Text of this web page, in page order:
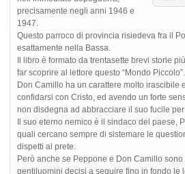
precisamente negli anni 1946 e
1947.
Questo parroco di provincia risiedeva fra il Po
esattamente nella Bassa.
Il libro è formato da trentasette brevi storie
far scoprire al lettore questo “Mondo Piccolo”.
Don Camillo ha un carattere molto irascibile
confidarsi con Cristo, ed avendo un forte
non disdegna ad abbracciare il suo fucile
Il suo eterno nemico è il sindaco del paese,
quali cercano sempre di sistemare le
dispetti al prete.
Però anche se Peppone e Don Camillo
gentiluomini decisi a seguire fino in fondo le